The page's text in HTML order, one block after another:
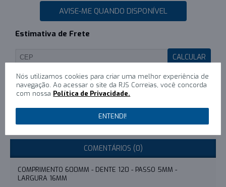
AVISE-ME QUANDO DISPONÍVEL
Estimativa de Frete
CALCULAR
0/Escreva um comentário
COMENTÁRIOS (0)
COMPRIMENTO 600MM - DENTE 120 - PASSO 5MM -
LARGURA 16MM
Nós utilizamos cookies para criar uma melhor experiência de
navegação. Ao acessar o site da RJS Correias, você concorda
com nossa Política de Privacidade.
ENTENDI!